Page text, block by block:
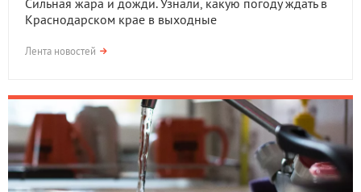
Сильная жара и дожди. Узнали, какую погоду ждать в
Краснодарском крае в выходные
Лента новостей